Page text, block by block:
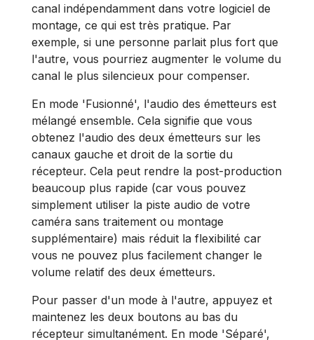
canal indépendamment dans votre logiciel de
montage, ce qui est très pratique. Par
exemple, si une personne parlait plus fort que
l'autre, vous pourriez augmenter le volume du
canal le plus silencieux pour compenser.
En mode 'Fusionné', l'audio des émetteurs est
mélangé ensemble. Cela signifie que vous
obtenez l'audio des deux émetteurs sur les
canaux gauche et droit de la sortie du
récepteur. Cela peut rendre la post-production
beaucoup plus rapide (car vous pouvez
simplement utiliser la piste audio de votre
caméra sans traitement ou montage
supplémentaire) mais réduit la flexibilité car
vous ne pouvez plus facilement changer le
volume relatif des deux émetteurs.
Pour passer d'un mode à l'autre, appuyez et
maintenez les deux boutons au bas du
récepteur simultanément. En mode 'Séparé',